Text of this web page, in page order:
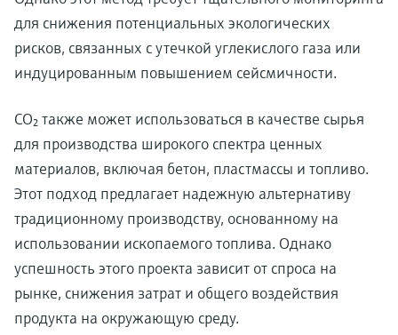
для снижения потенциальных экологических
рисков, связанных с утечкой углекислого газа или
индуцированным повышением сейсмичности.
CO₂ также может использоваться в качестве сырья
для производства широкого спектра ценных
материалов, включая бетон, пластмассы и топливо.
Этот подход предлагает надежную альтернативу
традиционному производству, основанному на
использовании ископаемого топлива. Однако
успешность этого проекта зависит от спроса на
рынке, снижения затрат и общего воздействия
продукта на окружающую среду.